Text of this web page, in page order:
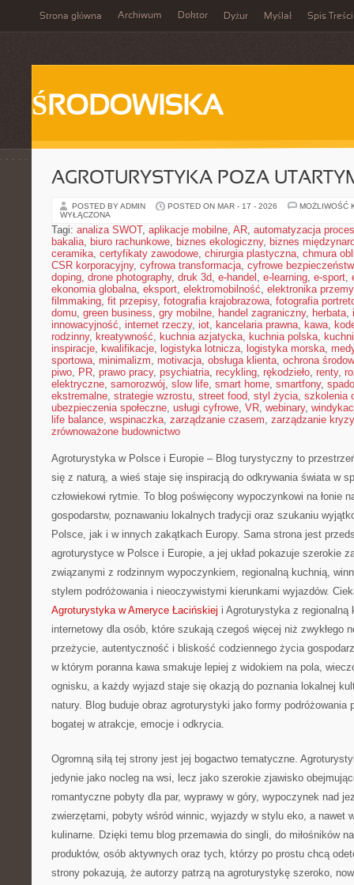
Strona główna Archiwum Doktor Dyżur Myślał Spis Treści
ŚRODOWISKA
AGROTURYSTYKA POZA
POSTED BY ADMIN POSTED ON MAR - 17 - 2026
MOŻLIWOŚĆ
WYŁĄCZONA
Tagi: analiza SWOT, aplikacje mobilne, AR, automatyzacja
bakalia, biuro rachunkowe, biznes ekologiczny, biznes
ceramika, certyfikaty zawodowe, chirurgia plastyczna, chmura
CSR korporacyjny, cyfrowa transformacja, cyfrowe
doping, drone photography, druk 3d, e-handel , e-learning, e-sport,
ekonomia globalna, eksport, elektromobilność, elektronika
filmmaking, fit przepisy, fotografia krajobrazowa, fotografia
domu, green business, gry mobilne, handel zagraniczny, herbata,
innowacyjność, internet rzeczy, iot, kancelaria prawna, kawa,
rodzinny, kreatywność, kuchnia azjatycka, kuchnia polska,
inspiracje, kwalifikacje, logistyka lotnicza, logistyka morska,
sportowa, minimalizm, motivacja, obsługa klienta, ochrona
piwo, PR, prawo pracy, psychiatria, recykling, rękodzieło, renty,
elektryczne, samorozwój, slow life, smart home, smartfony,
ekstremalne, strategie wzrostu, street food, styl życia, szkolenia
ubezpieczenia społeczne, usługi cyfrowe, VR, webinary,
life balance, wspinaczka, zarządzanie czasem, zarządzanie
zrównoważone budownictwo
Agroturystyka w Polsce i Europie – Blog turystyczny to
się z naturą, a wieś staje się inspiracją do odkrywania świata w
człowiekowi rytmie. To blog poświęcony wypoczynkowi na łonie
gospodarstw, poznawaniu lokalnych tradycji oraz szukaniu
Polsce, jak i w innych zakątkach Europy. Sama strona jest
agroturystyce w Polsce i Europie, a jej układ pokazuje szerokie
związanymi z rodzinnym wypoczynkiem, regionalną kuchnią,
stylem podróżowania i nieoczywistymi kierunkami wyjazdów.
Agroturystyka w Ameryce Łacińskiej i Agroturystyka z regionalną
internetowy dla osób, które szukają czegoś więcej niż zwykłego
przeżycie, autentyczność i bliskość codziennego życia
w którym poranna kawa smakuje lepiej z widokiem na pola,
ognisku, a każdy wyjazd staje się okazją do poznania lokalnej
natury. Blog buduje obraz agroturystyki jako formy podróżowania
bogatej w atrakcje, emocje i odkrycia.
Ogromną siłą tej strony jest jej bogactwo tematyczne.
jedynie jako nocleg na wsi, lecz jako szerokie zjawisko
romantyczne pobyty dla par, wyprawy w góry, wypoczynek nad
zwierzętami, pobyty wśród winnic, wyjazdy w stylu eko, a nawet
kulinarne. Dzięki temu blog przemawia do singli, do miłośników
produktów, osób aktywnych oraz tych, którzy po prostu chcą
strony pokazują, że autorzy patrzą na agroturystykę szeroko,